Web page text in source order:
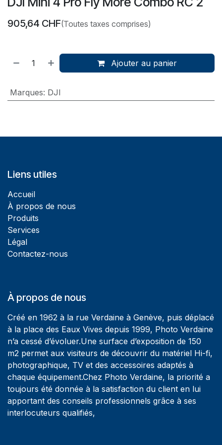
905,64 CHF(Toutes taxes comprises)
Ajouter au panier
Marques: DJI
Liens utiles
Accueil
À propos de nous
Produits
Services
Légal
Contactez-nous
À propos de nous
Créé en 1962 à la rue Verdaine à Genève, puis déplacé
à la place des Eaux Vives depuis 1999, Photo Verdaine
n’a cessé d’évoluer.Une surface d’exposition de 150
m2 permet aux visiteurs de découvrir du matériel Hi-fi,
photographique, TV et des accessoires adaptés à
chaque équipement.Chez Photo Verdaine, la priorité a
toujours été donnée à la satisfaction du client en lui
apportant des conseils professionnels grâce à ses
interlocuteurs qualifiés,